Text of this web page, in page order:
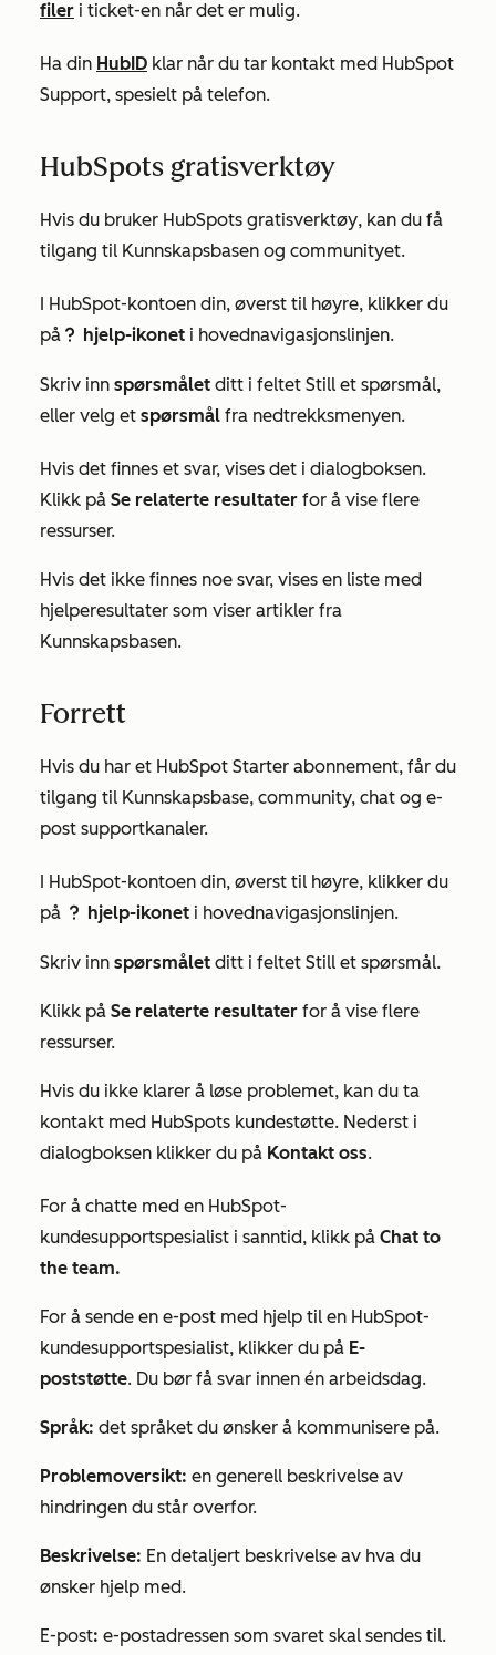
filer i ticket-en når det er mulig.
Ha din HubID klar når du tar kontakt med HubSpot
Support, spesielt på telefon.
HubSpots gratisverktøy
Hvis du bruker HubSpots gratisverktøy, kan du få
tilgang til Kunnskapsbasen og communityet.
I HubSpot-kontoen din, øverst til høyre, klikker du
på questioncircleIcon help hjelp-ikonet i hovednavigasjonslinjen.
Skriv inn spørsmålet ditt i feltet Still et spørsmål,
eller velg et spørsmål fra nedtrekksmenyen.
Hvis det finnes et svar, vises det i dialogboksen.
Klikk på Se relaterte resultater for å vise flere
ressurser.
Hvis det ikke finnes noe svar, vises en liste med
hjelperesultater som viser artikler fra
Kunnskapsbasen.
Forrett
Hvis du har et HubSpot Starter abonnement, får du
tilgang til Kunnskapsbase, community, chat og e-
post supportkanaler.
I HubSpot-kontoen din, øverst til høyre, klikker du
på question hjelp-ikonet i hovednavigasjonslinjen.
Skriv inn spørsmålet ditt i feltet Still et spørsmål.
Klikk på Se relaterte resultater for å vise flere
ressurser.
Hvis du ikke klarer å løse problemet, kan du ta
kontakt med HubSpots kundestøtte. Nederst i
dialogboksen klikker du på Kontakt oss.
For å chatte med en HubSpot-
kundesupportspesialist i sanntid, klikk på Chat to
the team.
For å sende en e-post med hjelp til en HubSpot-
kundesupportspesialist, klikker du på E-
poststøtte. Du bør få svar innen én arbeidsdag.
Språk: det språket du ønsker å kommunisere på.
Problemoversikt: en generell beskrivelse av
hindringen du står overfor.
Beskrivelse: En detaljert beskrivelse av hva du
ønsker hjelp med.
E-post: e-postadressen som svaret skal sendes til.